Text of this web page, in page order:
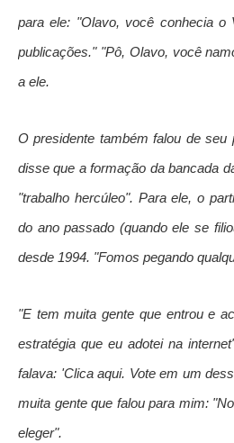
para ele: "Olavo, você conhecia o
publicações." "Pô, Olavo, você
a ele.
O presidente também falou de seu
disse que a formação da bancada
"trabalho hercúleo". Para ele, o
do ano passado (quando ele se
desde 1994. "Fomos pegando
"E tem muita gente que entrou e
estratégia que eu adotei na
falava: 'Clica aqui. Vote em um
muita gente que falou para mim:
eleger".